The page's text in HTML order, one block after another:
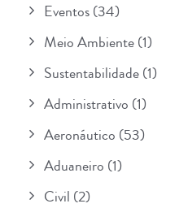
Eventos(34)
Meio Ambiente(1)
Sustentabilidade(1)
Administrativo (1)
Aeronáutico (53)
Aduaneiro (1)
Civil (2)